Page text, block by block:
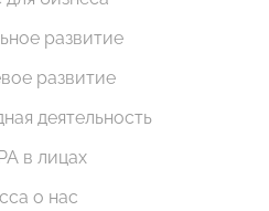
развитие
развитие
деятельность
в лицах
о нас